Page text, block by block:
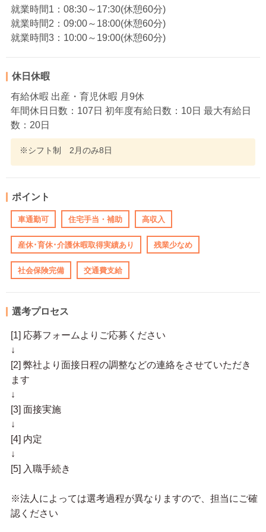
就業時間1：08:30～17:30(休憩60分)
就業時間2：09:00～18:00(休憩60分)
就業時間3：10:00～19:00(休憩60分)
休日休暇
有給休暇 出産・育児休暇 月9休
年間休日日数：107日 初年度有給日数：10日 最大有給日
数：20日
※シフト制 2月のみ8日
ポイント
車通勤可 住宅手当・補助 高収入
産休･育休･介護休暇取得実績あり 残業少なめ
社会保険完備 交通費支給
選考プロセス
[1] 応募フォームよりご応募ください
↓
[2] 弊社より面接日程の調整などの連絡をさせていただき
ます
↓
[3] 面接実施
↓
[4] 内定
↓
[5] 入職手続き
※法人によっては選考過程が異なりますので、担当にご確
認ください